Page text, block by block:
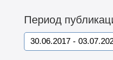
Период